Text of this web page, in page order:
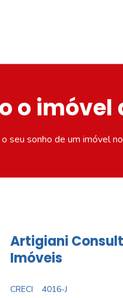
o imóvel
seu sonho de um imóvel
Artigiani
Imóveis
CRECI 4016-J